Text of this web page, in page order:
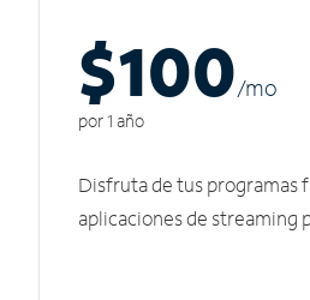
$100/mo
por 1 año
Disfruta de tus programas
aplicaciones de streaming